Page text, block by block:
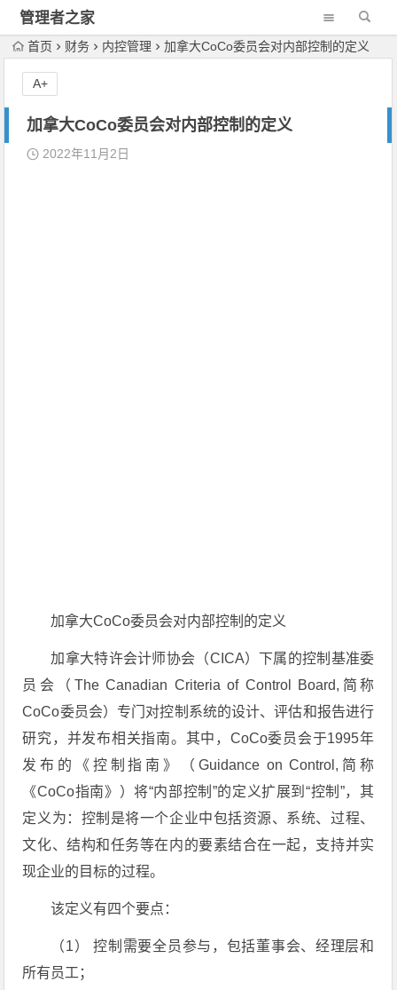
管理者之家
首页 财务 内控管理 加拿大CoCo委员会对内部控制的定义
加拿大CoCo委员会对内部控制的定义
2022年11月2日
加拿大CoCo委员会对内部控制的定义
加拿大特许会计师协会（CICA）下属的控制基准委
员会（The Canadian Criteria of Control Board,简称
CoCo委员会）专门对控制系统的设计、评估和报告进行
研究，并发布相关指南。其中，CoCo委员会于1995年
发布的《控制指南》（Guidance on Control,简称
《CoCo指南》）将“内部控制”的定义扩展到“控制”，其
定义为：控制是将一个企业中包括资源、系统、过程、
文化、结构和任务等在内的要素结合在一起，支持并实
现企业的目标的过程。
该定义有四个要点：
（1） 控制需要全员参与，包括董事会、经理层和
所有员工；
A+